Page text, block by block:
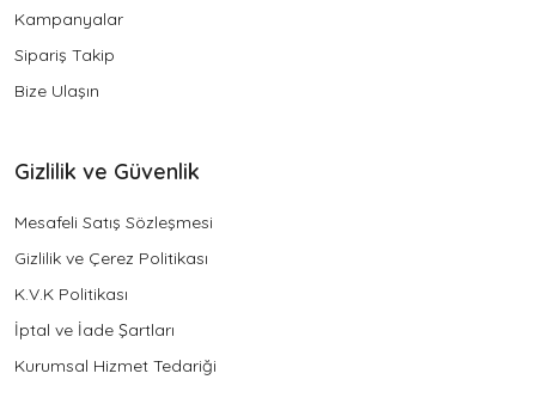
Kampanyalar
Sipariş Takip
Bize Ulaşın
Gizlilik ve Güvenlik
Mesafeli Satış Sözleşmesi
Gizlilik ve Çerez Politikası
K.V.K Politikası
İptal ve İade Şartları
Kurumsal Hizmet Tedariği